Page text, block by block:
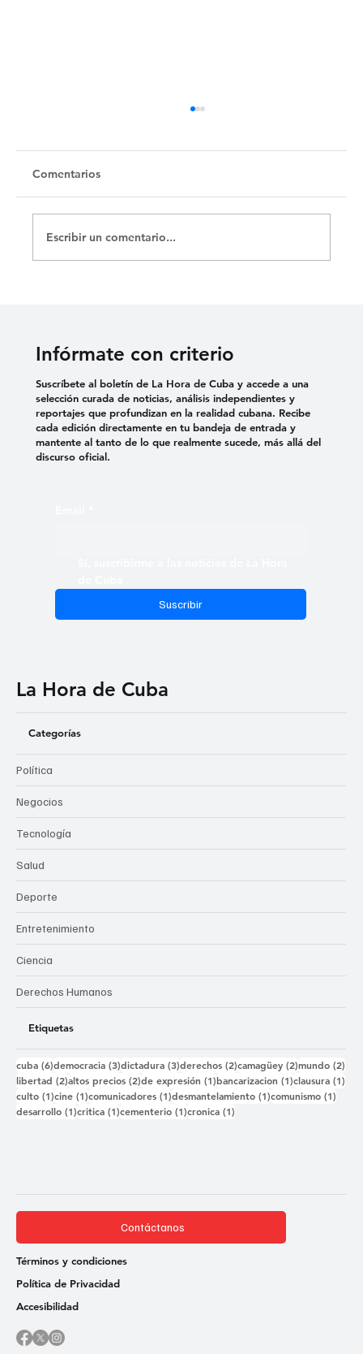
Untitled
Comentarios
Escribir un comentario...
Infórmate con criterio
Suscribir
Suscríbete al boletín de La Hora de Cuba y accede a una
selección curada de noticias, análisis independientes y
reportajes que profundizan en la realidad cubana. Recibe
cada edición directamente en tu bandeja de entrada y
mantente al tanto de lo que realmente sucede, más allá del
discurso oficial.
La Hora de Cuba
Categorías
Política
Negocios
Tecnología
Salud
Deporte
Entretenimiento
Ciencia
Derechos Humanos
Etiquetas
cuba (6)6 entradas
democracia (3)3 entradas
dictadura (3)3 entradas
derechos (2)2 entradas
camagüey (2)2 entradas
mundo (2)
libertad (2)2 entradas
altos precios (2)2 entradas
de expresión (1)1 entrada
bancarizacion (1)1 entrada
clausura (1)
culto (1)1 entrada
cine (1)1 entrada
comunicadores (1)1 entrada
desmantelamiento (1)1 entrada
comunismo (1)
desarrollo (1)1 entrada
critica (1)1 entrada
cementerio (1)1 entrada
cronica (1)
Contáctanos
Términos y condiciones
Política de Privacidad
Accesibilidad